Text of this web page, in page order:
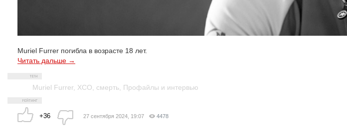
Muriel Furrer погибла в возрасте 18 лет.
Читать дальше →
Muriel Furrer XCO смерть Профайлы и интервью
+36 27 сентября 2024, 19:07 4478